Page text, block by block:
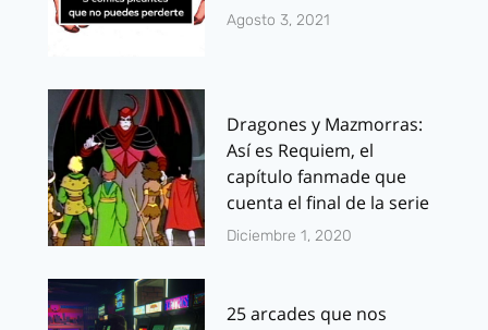
Agosto 3, 2021
Dragones y Mazmorras:
Así es Requiem, el
capítulo fanmade que
cuenta el final de la serie
Diciembre 1, 2020
25 arcades que nos